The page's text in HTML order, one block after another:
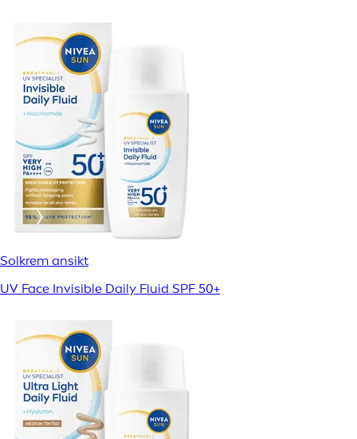
Solkrem ansikt
UV Face Invisible Daily Fluid SPF 50+